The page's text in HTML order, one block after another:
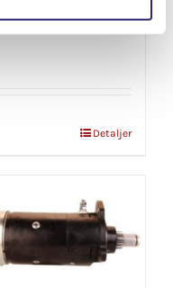
Detaljer